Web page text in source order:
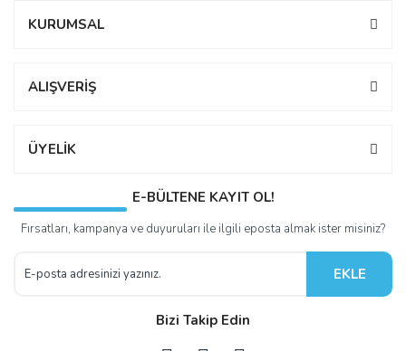
KURUMSAL
ALIŞVERİŞ
ÜYELİK
E-BÜLTENE KAYIT OL!
Fırsatları, kampanya ve duyuruları ile ilgili eposta almak ister misiniz?
EKLE
Bizi Takip Edin